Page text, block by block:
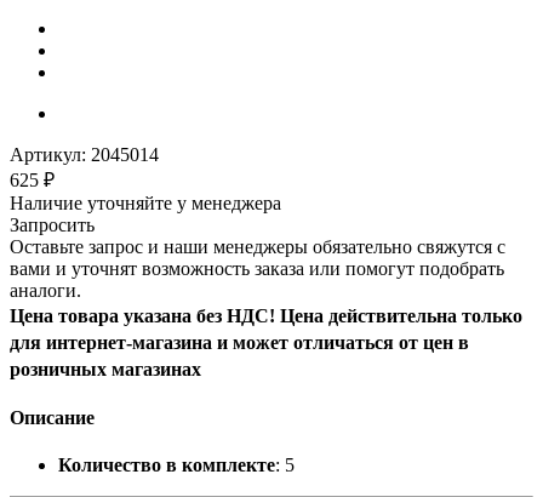
Артикул: 2045014
625 ₽
Наличие уточняйте у менеджера
Запросить
Оставьте запрос и наши менеджеры обязательно свяжутся с
вами и уточнят возможность заказа или помогут подобрать
аналоги.
Цена товара указана без НДС! Цена действительна только
для интернет-магазина и может отличаться от цен в
розничных магазинах
Описание
Количество в комплекте: 5